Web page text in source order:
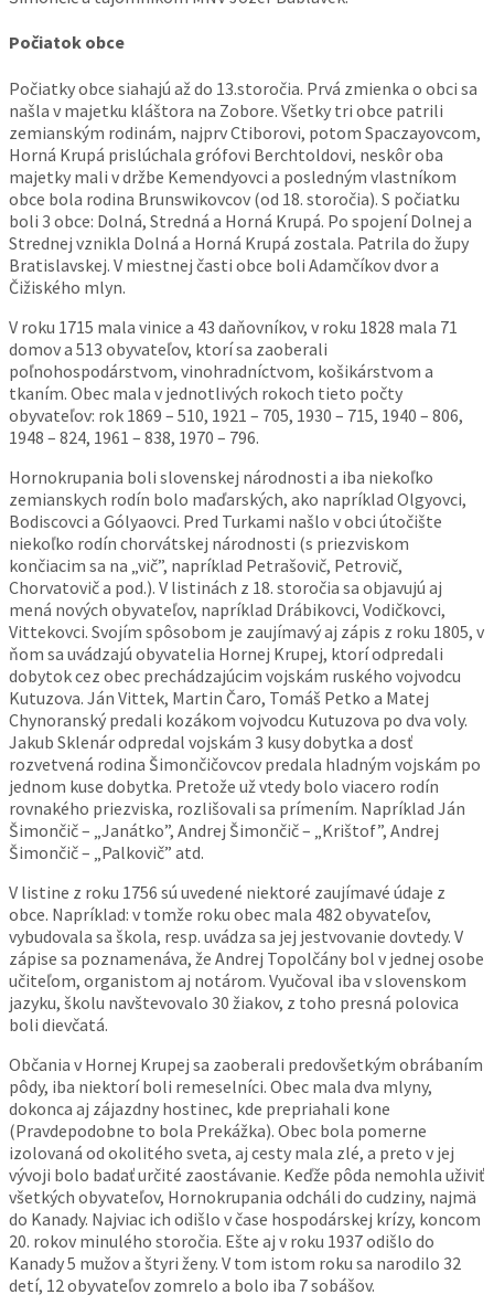
Počiatok obce
Počiatky obce siahajú až do 13.storočia. Prvá zmienka o obci sa
našla v majetku kláštora na Zobore. Všetky tri obce patrili
zemianským rodinám, najprv Ctiborovi, potom Spaczayovcom,
Horná Krupá prislúchala grófovi Berchtoldovi, neskôr oba
majetky mali v držbe Kemendyovci a posledným vlastníkom
obce bola rodina Brunswikovcov (od 18. storočia). S počiatku
boli 3 obce: Dolná, Stredná a Horná Krupá. Po spojení Dolnej a
Strednej vznikla Dolná a Horná Krupá zostala. Patrila do župy
Bratislavskej. V miestnej časti obce boli Adamčíkov dvor a
Čižiského mlyn.
V roku 1715 mala vinice a 43 daňovníkov, v roku 1828 mala 71
domov a 513 obyvateľov, ktorí sa zaoberali
poľnohospodárstvom, vinohradníctvom, košikárstvom a
tkaním. Obec mala v jednotlivých rokoch tieto počty
obyvateľov: rok 1869 – 510, 1921 – 705, 1930 – 715, 1940 – 806,
1948 – 824, 1961 – 838, 1970 – 796.
Hornokrupania boli slovenskej národnosti a iba niekoľko
zemianskych rodín bolo maďarských, ako napríklad Olgyovci,
Bodiscovci a Gólyaovci. Pred Turkami našlo v obci útočište
niekoľko rodín chorvátskej národnosti (s priezviskom
končiacim sa na „vič”, napríklad Petrašovič, Petrovič,
Chorvatovič a pod.). V listinách z 18. storočia sa objavujú aj
mená nových obyvateľov, napríklad Drábikovci, Vodičkovci,
Vittekovci. Svojím spôsobom je zaujímavý aj zápis z roku 1805, v
ňom sa uvádzajú obyvatelia Hornej Krupej, ktorí odpredali
dobytok cez obec prechádzajúcim vojskám ruského vojvodcu
Kutuzova. Ján Vittek, Martin Čaro, Tomáš Petko a Matej
Chynoranský predali kozákom vojvodcu Kutuzova po dva voly.
Jakub Sklenár odpredal vojskám 3 kusy dobytka a dosť
rozvetvená rodina Šimončičovcov predala hladným vojskám po
jednom kuse dobytka. Pretože už vtedy bolo viacero rodín
rovnakého priezviska, rozlišovali sa prímením. Napríklad Ján
Šimončič – „Janátko”, Andrej Šimončič – „Krištof”, Andrej
Šimončič – „Palkovič” atd.
V listine z roku 1756 sú uvedené niektoré zaujímavé údaje z
obce. Napríklad: v tomže roku obec mala 482 obyvateľov,
vybudovala sa škola, resp. uvádza sa jej jestvovanie dovtedy. V
zápise sa poznamenáva, že Andrej Topolčány bol v jednej osobe
učiteľom, organistom aj notárom. Vyučoval iba v slovenskom
jazyku, školu navštevovalo 30 žiakov, z toho presná polovica
boli dievčatá.
Občania v Hornej Krupej sa zaoberali predovšetkým obrábaním
pôdy, iba niektorí boli remeselníci. Obec mala dva mlyny,
dokonca aj zájazdny hostinec, kde prepriahali kone
(Pravdepodobne to bola Prekážka). Obec bola pomerne
izolovaná od okolitého sveta, aj cesty mala zlé, a preto v jej
vývoji bolo badať určité zaostávanie. Keďže pôda nemohla uživiť
všetkých obyvateľov, Hornokrupania odcháli do cudziny, najmä
do Kanady. Najviac ich odišlo v čase hospodárskej krízy, koncom
20. rokov minulého storočia. Ešte aj v roku 1937 odišlo do
Kanady 5 mužov a štyri ženy. V tom istom roku sa narodilo 32
detí, 12 obyvateľov zomrelo a bolo iba 7 sobášov.